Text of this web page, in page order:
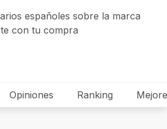
españoles sobre la marca
con tu compra
Opiniones Ranking